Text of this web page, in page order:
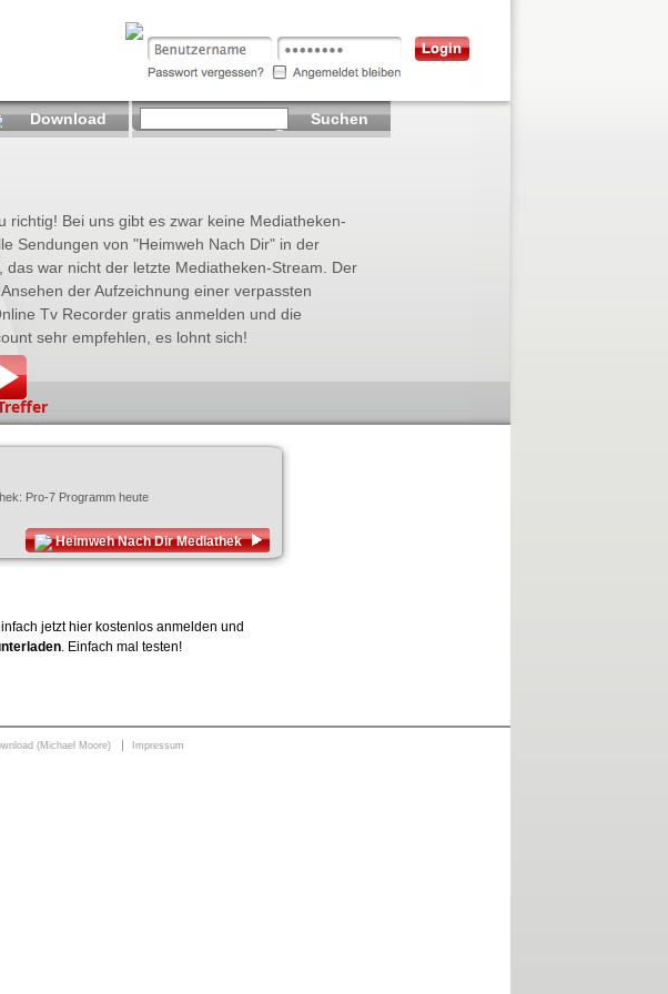
richtig! Bei uns gibt es zwar keine Mediatheken-
Sendungen von "Heimweh Nach Dir" in der
das war nicht der letzte Mediatheken-Stream. Der
der Aufzeichnung einer verpassten
Tv Recorder gratis anmelden und die
sehr empfehlen, es lohnt sich!
Pro-7 Programm heute
Heimweh Nach Dir Mediathek
jetzt hier kostenlos anmelden und
. Einfach mal testen!
Download Suchen
(Michael Moore) Impressum